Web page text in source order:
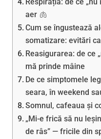
aer 🫁
Cum se îngustează
somatizare: evitări
Reasigurarea: de ce
mă prinde mâine
De ce simptomele
seara, în weekend
Somnul, cafeaua și
„Mi-e frică să nu
de râs” — fricile din